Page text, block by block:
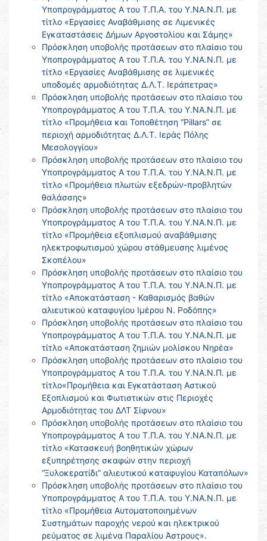
Υποπρογράμματος Α του Τ.Π.Α. του Υ.ΝΑ.Ν.Π. με
τίτλο «Εργασίες Αναβάθμισης σε Λιμενικές
Εγκαταστάσεις Δήμων Αργοστολίου και Σάμης»
Πρόσκληση υποβολής προτάσεων στο πλαίσιο του
Υποπρογράμματος Α του Τ.Π.Α. του Υ.ΝΑ.Ν.Π. με
τίτλο «Εργασίες Αναβάθμισης σε λιμενικές
υποδομές αρμοδιότητας Δ.Λ.Τ. Ιεράπετρας»
Πρόσκληση υποβολής προτάσεων στο πλαίσιο του
Υποπρογράμματος Α του Τ.Π.Α. του Υ.ΝΑ.Ν.Π. με
τίτλο «Προμήθεια και Τοποθέτηση “Pillars” σε
περιοχή αρμοδιότητας Δ.Λ.Τ. Ιεράς Πόλης
Μεσολογγίου»
Πρόσκληση υποβολής προτάσεων στο πλαίσιο του
Υποπρογράμματος Α του Τ.Π.Α. του Υ.ΝΑ.Ν.Π. με
τίτλο «Προμήθεια πλωτών εξεδρών-προβλητών
θαλάσσης»
Πρόσκληση υποβολής προτάσεων στο πλαίσιο του
Υποπρογράμματος Α του Τ.Π.Α. του Υ.ΝΑ.Ν.Π. με
τίτλο «Προμήθεια εξοπλισμού αναβάθμισης
ηλεκτροφωτισμού χώρου στάθμευσης λιμένος
Σκοπέλου»
Πρόσκληση υποβολής προτάσεων στο πλαίσιο του
Υποπρογράμματος Α του Τ.Π.Α. του Υ.ΝΑ.Ν.Π. με
τίτλο «Αποκατάσταση - Καθαρισμός βαθών
αλιευτικού καταφυγίου Ιμέρου Ν. Ροδόπης»
Πρόσκληση υποβολής προτάσεων στο πλαίσιο του
Υποπρογράμματος Α του Τ.Π.Α. του Υ.ΝΑ.Ν.Π. με
τίτλο «Αποκατάσταση ζημιών μολίσκου Νηρέα»
Πρόσκληση υποβολής προτάσεων στο πλαίσιο του
Υποπρογράμματος Α του Τ.Π.Α. του Υ.ΝΑ.Ν.Π. με
τίτλο«Προμήθεια και Εγκατάσταση Αστικού
Εξοπλισμού και Φωτιστικών στις Περιοχές
Αρμοδιότητας του ΔΛΤ Σίφνου»
Πρόσκληση υποβολής προτάσεων στο πλαίσιο του
Υποπρογράμματος Α του Τ.Π.Α. του Υ.ΝΑ.Ν.Π. με
τίτλο «Κατασκευή βοηθητικών χώρων
εξυπηρέτησης σκαφών στην περιοχή
“Ξυλοκερατίδι” αλιευτικού καταφυγίου Καταπόλων»
Πρόσκληση υποβολής προτάσεων στο πλαίσιο του
Υποπρογράμματος Α του Τ.Π.Α. του Υ.ΝΑ.Ν.Π. με
τίτλο «Προμήθεια Αυτοματοποιημένων
Συστημάτων παροχής νερού και ηλεκτρικού
ρεύματος σε λιμένα Παραλίου Άστρους».